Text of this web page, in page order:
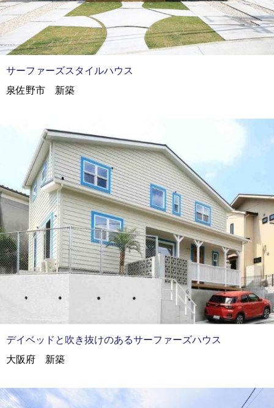
サーファーズスタイルハウス
泉佐野市 新築
デイベッドと吹き抜けのあるサーファーズハウス
大阪府 新築